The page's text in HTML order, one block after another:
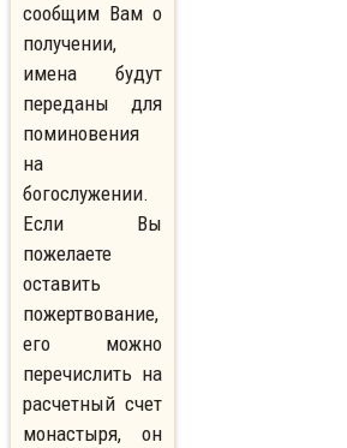
сообщим Вам о
получении,
имена будут
переданы для
поминовения
на
богослужении.
Если Вы
пожелаете
оставить
пожертвование,
его можно
перечислить на
расчетный счет
монастыря, он